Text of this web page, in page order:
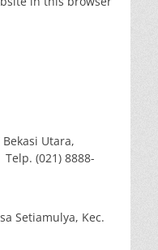
Utara,
(021) 8888-
Setiamulya, Kec.